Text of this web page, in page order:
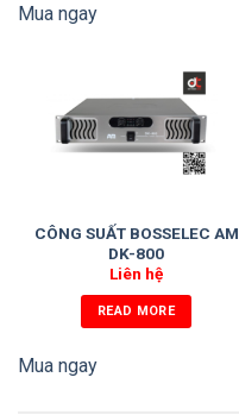
Mua ngay
CÔNG SUẤT BOSSELEC AM
DK-800
Liên hệ
READ MORE
Mua ngay